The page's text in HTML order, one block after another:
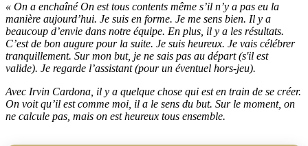
« On a enchaîné On est tous contents même s’il n’y a pas eu la
manière aujourd’hui. Je suis en forme. Je me sens bien. Il y a
beaucoup d’envie dans notre équipe. En plus, il y a les résultats.
C’est de bon augure pour la suite. Je suis heureux. Je vais célébrer
tranquillement. Sur mon but, je ne sais pas au départ (s'il est
valide). Je regarde l’assistant (pour un éventuel hors-jeu).
Avec Irvin Cardona, il y a quelque chose qui est en train de se créer.
On voit qu’il est comme moi, il a le sens du but. Sur le moment, on
ne calcule pas, mais on est heureux tous ensemble.